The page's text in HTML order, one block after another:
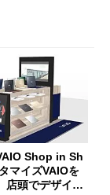
Shop in Sh
マイズVAIOを
頭でデザイン